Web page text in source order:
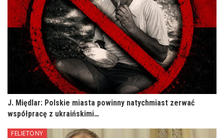
J. Międlar: Polskie miasta powinny natychmiast zerwać
współpracę z ukraińskimi…
FELIETONY